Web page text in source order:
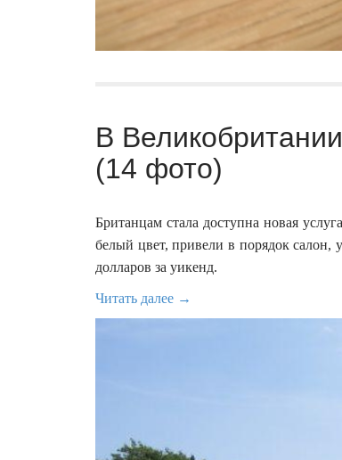
В
(14 фото)
Британцам стала доступна новая
белый цвет, привели в порядок салон,
долларов за уикенд.
Читать далее →